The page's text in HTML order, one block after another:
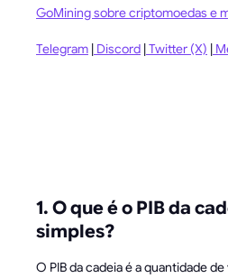
GoMining sobre criptomoedas e
Telegram | Discord |Twitter (X) |
1. O que é o PIB da
simples?
O PIB da cadeia é a quantidade